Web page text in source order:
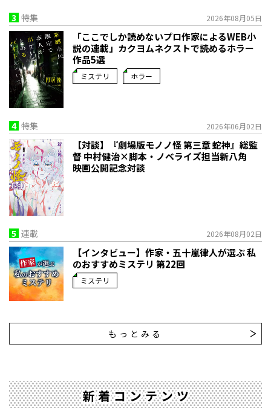
3 特集 2026年08月05日
「ここでしか読めないプロ作家によるWEB小
説の連載」――カクヨムネクストで読めるホラー
作品5選
ミステリ ホラー
4 特集 2026年06月02日
【対談】『劇場版モノノ怪 第三章 蛇神』総監
督 中村健治×脚本・ノベライズ担当新八角
映画公開記念対談
5 連載 2026年08月02日
【インタビュー】作家・五十嵐律人が選ぶ 私
のおすすめミステリ 第22回
ミステリ
もっとみる
新着コンテンツ